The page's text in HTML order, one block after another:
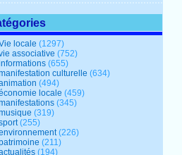
locale (1297)
associative (752)
(655)
culturelle (634)
(494)
locale (459)
(345)
(319)
(255)
(226)
(211)
(194)